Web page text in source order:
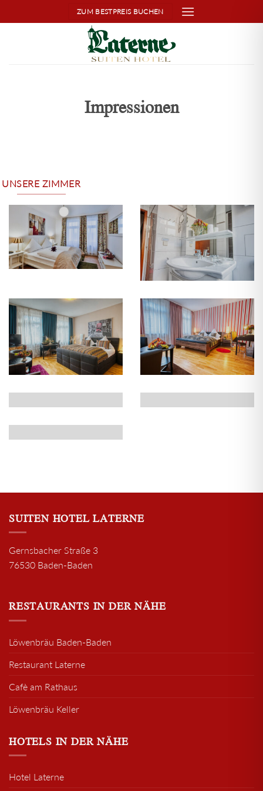
to
ZUM BESTPREIS BUCHEN
Impressionen
UNSERE ZIMMER
SUITEN HOTEL LATERNE
Gernsbacher Straße 3
76530 Baden-Baden
RESTAURANTS IN DER NÄHE
Löwenbräu Baden-Baden
Restaurant Laterne
Cafè am Rathaus
Löwenbräu Keller
HOTELS IN DER NÄHE
Hotel Laterne